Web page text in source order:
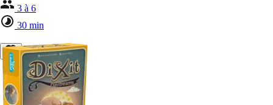
3 à 6
30 min